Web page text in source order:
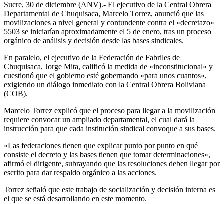
Sucre, 30 de diciembre (ANV).- El ejecutivo de la Central Obrera
Departamental de Chuquisaca, Marcelo Torrez, anunció que las
movilizaciones a nivel general y contundente contra el «decretazo»
5503 se iniciarían aproximadamente el 5 de enero, tras un proceso
orgánico de análisis y decisión desde las bases sindicales.
En paralelo, el ejecutivo de la Federación de Fabriles de
Chuquisaca, Jorge Mita, calificó la medida de «inconstitucional» y
cuestionó que el gobierno esté gobernando «para unos cuantos»,
exigiendo un diálogo inmediato con la Central Obrera Boliviana
(COB).
Marcelo Torrez explicó que el proceso para llegar a la movilización
requiere convocar un ampliado departamental, el cual dará la
instrucción para que cada institución sindical convoque a sus bases.
«Las federaciones tienen que explicar punto por punto en qué
consiste el decreto y las bases tienen que tomar determinaciones»,
afirmó el dirigente, subrayando que las resoluciones deben llegar por
escrito para dar respaldo orgánico a las acciones.
Torrez señaló que este trabajo de socialización y decisión interna es
el que se está desarrollando en este momento.